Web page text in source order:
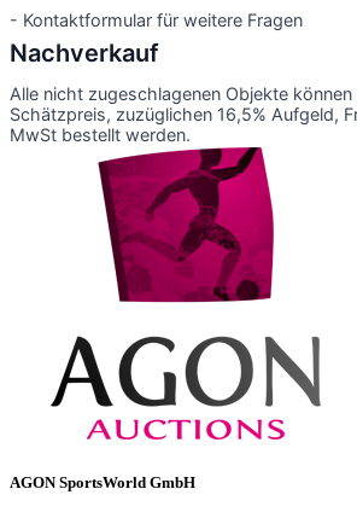
- Kontaktformular für weitere Fragen
Nachverkauf
Alle nicht zugeschlagenen Objekte
Schätzpreis, zuzüglichen 16,5% Aufgeld,
MwSt bestellt werden.
AGON SportsWorld GmbH